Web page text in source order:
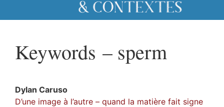
Keywords – sperm
Dylan Caruso
D’une image à l’autre – quand la matière fait signe